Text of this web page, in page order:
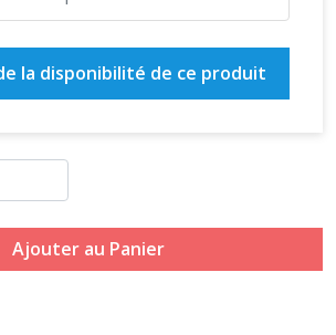
la disponibilité de ce produit
Ajouter au Panier